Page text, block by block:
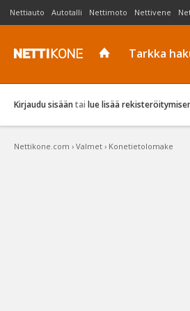
Nettiauto Autotalli Nettimoto Nettivene
Tarkka
Kirjaudu sisään tai lue lisää
Nettikone.com › Valmet › Konetietolomake